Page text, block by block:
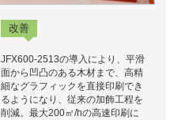
改善
JFX600-2513の導入により、平滑
面から凹凸のある木材まで、高精
細なグラフィックを直接印刷でき
るようになり、従来の加飾工程を
削減。最大200㎡/hの高速印刷に